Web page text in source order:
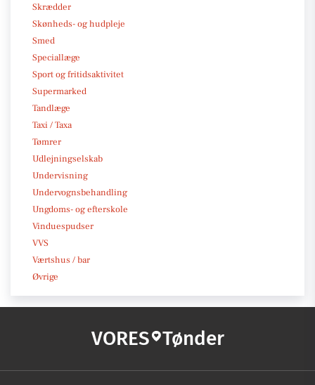
Skrædder
Skønheds- og hudpleje
Smed
Speciallæge
Sport og fritidsaktivitet
Supermarked
Tandlæge
Taxi / Taxa
Tømrer
Udlejningselskab
Undervisning
Undervognsbehandling
Ungdoms- og efterskole
Vinduespudser
VVS
Værtshus / bar
Øvrige
VORES Tønder